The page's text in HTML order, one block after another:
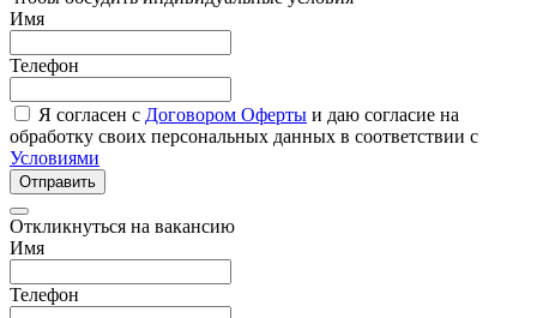
Имя
Телефон
Я согласен с Договором Оферты и даю согласие на
обработку своих персональных данных в соответствии с
Условиями
Отправить
Откликнуться на вакансию
Имя
Телефон